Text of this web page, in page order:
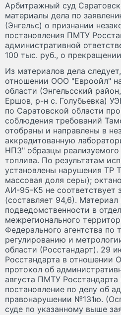
Арбитражный суд
материалы дела по
(Энгельс) о признании
постановления ПМТУ
административной
100 тыс. руб., о
Из материалов дела
отношении ООО "Евроойл"
области (Энгельсский
Ершов, р-н с. Голубьевка)
по Саратовской области
соблюдения требований
отобраны и направлены в
аккредитованную
НПЗ" образцы реализуемого
топлива. По результатам
установлены нарушения ТР
массовая доля серы);
АИ-95-К5 не соответствует
(составляет 94,6).
подведомственности в
межрегионального
Федерального агентства по
регулированию и
области (Росстандарт). 29
Росстандарта в отношении
протокол об
августа ПМТУ Росстандарта
постановление по делу об
правонарушении №131ю.
суде по указанному выше